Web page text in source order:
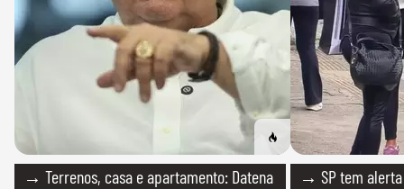
→ Terrenos, casa e apartamento: Datena
→ SP tem